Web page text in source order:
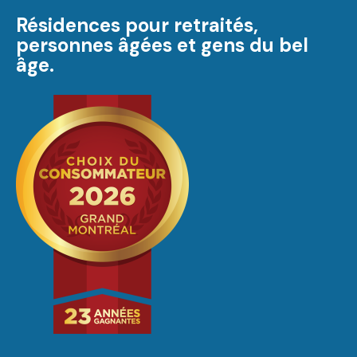
Résidences pour retraités,
personnes âgées et gens du bel
âge.